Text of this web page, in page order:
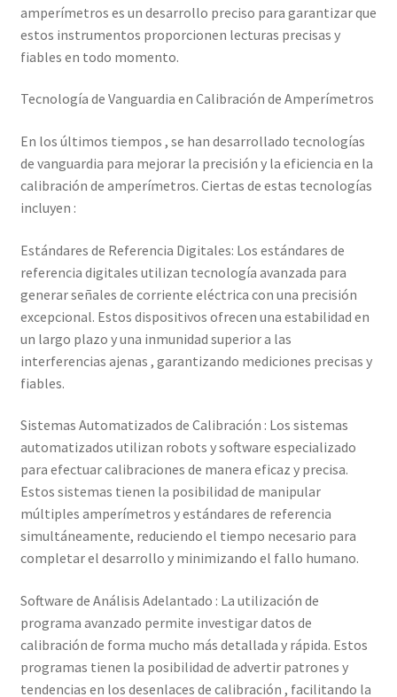
Nuestra Misión en Elekmed México
Osciloscopio con certificado de calibración
Productos calibrados con certificado de Calibración
Servicios de calibración eléctrica
Sobre Nosotros – Elekmed México
Soporte
Tienda
Trayectoria de Elekmed México
Visión de Elekmed México
amperímetros es un desarrollo preciso para garantizar que
estos instrumentos proporcionen lecturas precisas y
fiables en todo momento.
Tecnología de Vanguardia en Calibración de Amperímetros
En los últimos tiempos , se han desarrollado tecnologías
de vanguardia para mejorar la precisión y la eficiencia en la
calibración de amperímetros. Ciertas de estas tecnologías
incluyen :
Estándares de Referencia Digitales: Los estándares de
referencia digitales utilizan tecnología avanzada para
generar señales de corriente eléctrica con una precisión
excepcional. Estos dispositivos ofrecen una estabilidad en
un largo plazo y una inmunidad superior a las
interferencias ajenas , garantizando mediciones precisas y
fiables.
Sistemas Automatizados de Calibración : Los sistemas
automatizados utilizan robots y software especializado
para efectuar calibraciones de manera eficaz y precisa.
Estos sistemas tienen la posibilidad de manipular
múltiples amperímetros y estándares de referencia
simultáneamente, reduciendo el tiempo necesario para
completar el desarrollo y minimizando el fallo humano.
Software de Análisis Adelantado : La utilización de
programa avanzado permite investigar datos de
calibración de forma mucho más detallada y rápida. Estos
programas tienen la posibilidad de advertir patrones y
tendencias en los desenlaces de calibración , facilitando la